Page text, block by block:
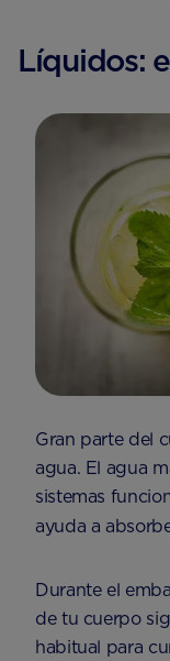
Líquidos:
Gran parte del
agua. El agua
sistemas
ayuda a
Durante el
de tu cuerpo
habitual para